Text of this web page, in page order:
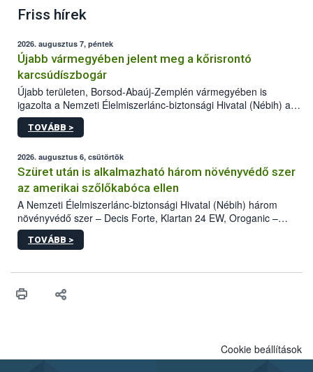
Friss hírek
2026. augusztus 7, péntek
Újabb vármegyében jelent meg a kőrisrontó
karcsúdíszbogár
Újabb területen, Borsod-Abaúj-Zemplén vármegyében is
igazolta a Nemzeti Élelmiszerlánc-biztonsági Hivatal (Nébih) a
kőrisrontó karcsúdíszbogár (Agrilus planipennis) jelenlétét. A
kártevőt nem csak színcsapdában találták meg, de már fertőzött
az intenzív felderítést, emellett az intézkedéseket a szlovák
hatósággal is összehangolják a terjedés megállítása érdekében.
TOVÁBB >
2026. augusztus 6, csütörtök
Szüret után is alkalmazható három növényvédő szer
az amerikai szőlőkabóca ellen
A Nemzeti Élelmiszerlánc-biztonsági Hivatal (Nébih) három
növényvédő szer – Decis Forte, Klartan 24 EW, Oroganic –
engedélyokiratát módosította, így azok a szüretet követően,
egészen a vesszőérettség (BBCH 91) stádiumáig
érésű szőlőkben is legyen lehetőség a károsító elleni további
felhasználók számára is elérhető és ökológiai termesztésben is
TOVÁBB >
Cookie beállítások